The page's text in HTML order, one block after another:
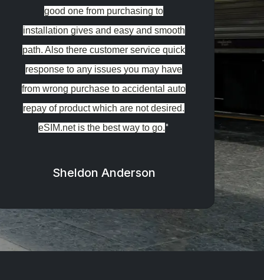
good one from purchasing to
installation gives and easy and smooth
path. Also there customer service quick
response to any issues you may have
from wrong purchase to accidental auto
repay of product which are not desired.
eSIM.net is the best way to go."
Sheldon Anderson